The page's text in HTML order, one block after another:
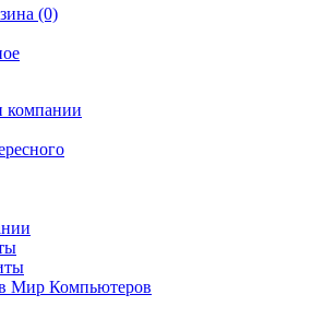
(0)
компании
Мир Компьютеров